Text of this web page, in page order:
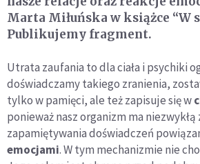
Marta Miłuńska w książce “W
Publikujemy fragment.
Utrata zaufania to dla ciała i psychiki
doświadczamy takiego zranienia,
tylko w pamięci, ale też zapisuje się w
ponieważ nasz organizm ma
zapamiętywania doświadczeń
emocjami. W tym mechanizmie nie